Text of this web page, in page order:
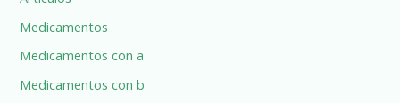
f
o
r
:
Medicamentos
Medicamentos con a
Medicamentos con b